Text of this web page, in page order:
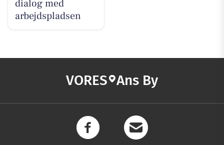
dialog med
arbejdspladsen
VORES Ans By